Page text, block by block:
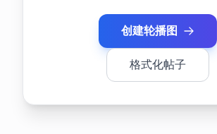
创建轮播图
格式化帖子